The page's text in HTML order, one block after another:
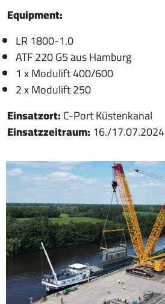
Equipment:
LR 1800-1.0
ATF 220 G5 aus Hamburg
1 x Modulift 400/600
2 x Modulift 250
Einsatzort:C-Port Küstenkanal
Einsatzzeitraum: 16./17.07.2024